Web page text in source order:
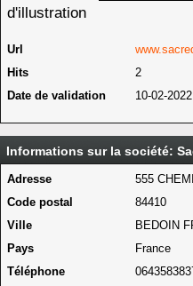
d'illustration
Url
Hits
2
Date de validation
10-02-2022
Informations sur la société:
Adresse
555
Code postal
84410
Ville
BEDOIN
Pays
France
Téléphone